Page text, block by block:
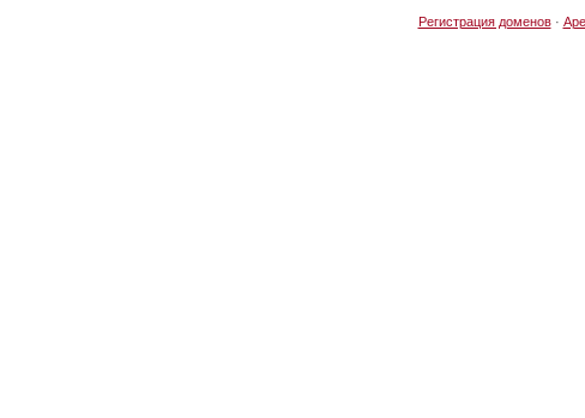
Регистрация доменов·